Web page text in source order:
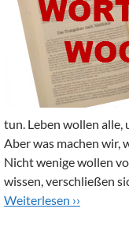
tun. Leben wollen alle,
Aber was machen wir,
Nicht wenige wollen
wissen, verschließen
Weiterlesen ››